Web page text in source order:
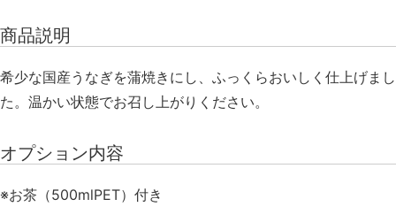
商品説明
希少な国産うなぎを蒲焼きにし、ふっくらおいしく仕上げまし
た。温かい状態でお召し上がりください。
オプション内容
※お茶（500mlPET）付き